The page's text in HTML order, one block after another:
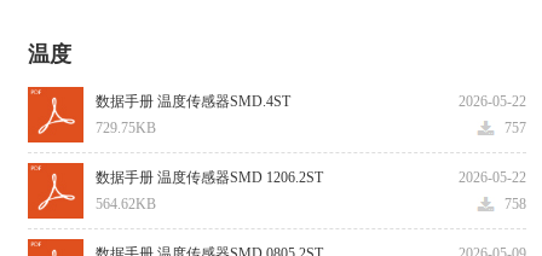
温度
2026-05-22
数据手册 温度传感器SMD.4ST
757
729.75KB
2026-05-22
数据手册 温度传感器SMD 1206.2ST
758
564.62KB